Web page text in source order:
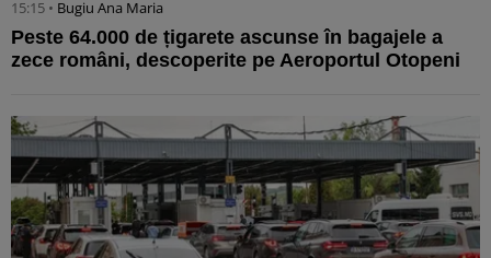
15:15 • Bugiu ⁠Ana Maria
Peste 64.000 de țigarete ascunse în bagajele a
zece români, descoperite pe Aeroportul Otopeni